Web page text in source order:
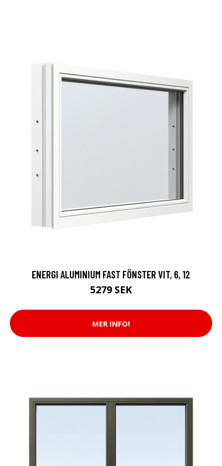
ENERGI ALUMINIUM FAST FÖNSTER VIT, 6, 12
5279 SEK
MER INFO!